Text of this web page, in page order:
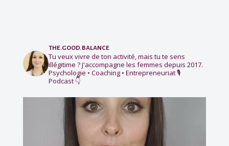
the.good.balance
Tu veux vivre de ton activité, mais tu te sens
illégitime ?J'accompagne les femmes depuis 2017.
Psychologie • Coaching • Entrepreneuriat🎙️
Podcast 👇